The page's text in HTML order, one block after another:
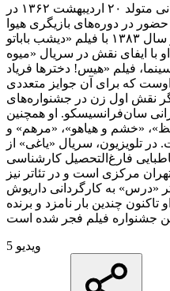
طناز طباطبایی بازیگر مطرح ایرانی متولد ۲۰ اردیبهشت ۱۳۶۲ در
است. او از سال ۱۳۷۹ با حضور در دوره‌های بازیگری هیوا
فعالیت هنری خود را آغاز کرد و در سال ۱۳۸۳ با فیلم «دیشب باباتو
با ایفای نقش در سریال «میوه
فیلم «هیس! دخترها فریاد
که برای آن جوایز متعددی
نقش اول زن در جشنواره‌های
سان‌فرانسیسکو. او همچنین
«خشم و هیاهو»، «مرهم» و
تلویزیون، سریال «یاغی» از
فارغ‌التحصیل کارشناسی
تهران مرکزی است و در تئاتر نیز
او در سال ۱۳۹۰ با تئاتر «درس» به کارگردانی داریوش
چندین بار نامزد و برنده
5 ویدیو